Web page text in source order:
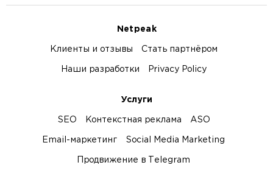
Netpeak
Клиенты и отзывы Стать партнёром
Наши разработки Privacy Policy
Услуги
SEO Контекстная реклама ASO
Email-маркетинг Social Media Marketing
Продвижение в Telegram